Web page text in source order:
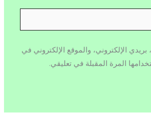
الإلكتروني، والموقع الإلكتروني في
المرة المقبلة في تعليقي.